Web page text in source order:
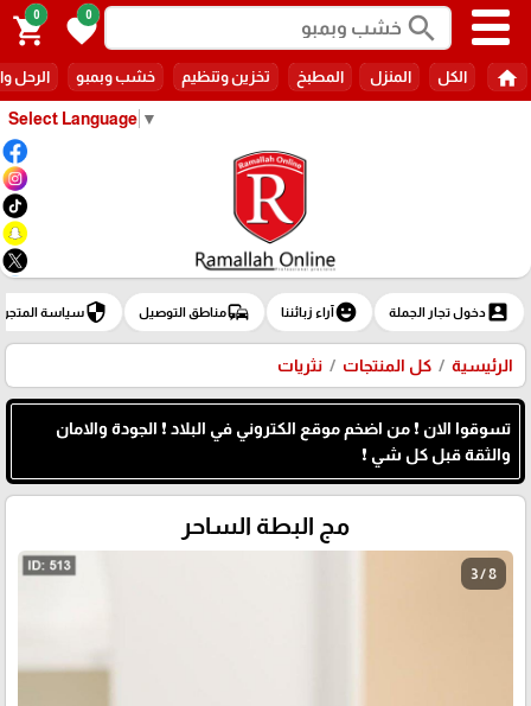
Select Language ▼
search
0
favorite
0
shopping_cart
home الكل المنزل المطبخ تخزين وتنظيم خشب وبمبو الرحل
account_boxدخول تجار الجملة emoji_emotionsآراء زبائننا commuteمناطق التوصيل securityسياسة المتجر
الرئيسية كل المنتجات نثريات
تسوقوا الان ❗ من اضخم موقع الكتروني في البلاد ❗ الجودة والامان
والثقة قبل كل شي ❗
مج البطة الساحر
3 / 8